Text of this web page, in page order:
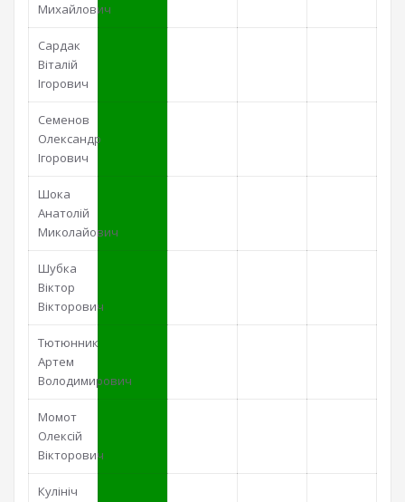
Михайлович
Сардак
Віталій
Ігорович
Семенов
Олександр
Ігорович
Шока
Анатолій
Миколайович
Шубка
Віктор
Вікторович
Тютюнник
Артем
Володимирович
Момот
Олексій
Вікторович
Кулініч